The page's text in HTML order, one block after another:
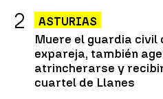
ASTURIAS
Muere el guardia civil
expareja, también
atrincherarse y
cuartel de Llanes